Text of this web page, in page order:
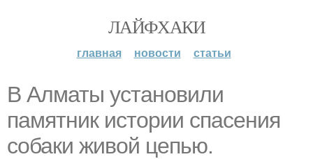
ЛАЙФХАКИ
главная новости статьи
В Алматы установили
памятник истории спасения
собаки живой цепью.